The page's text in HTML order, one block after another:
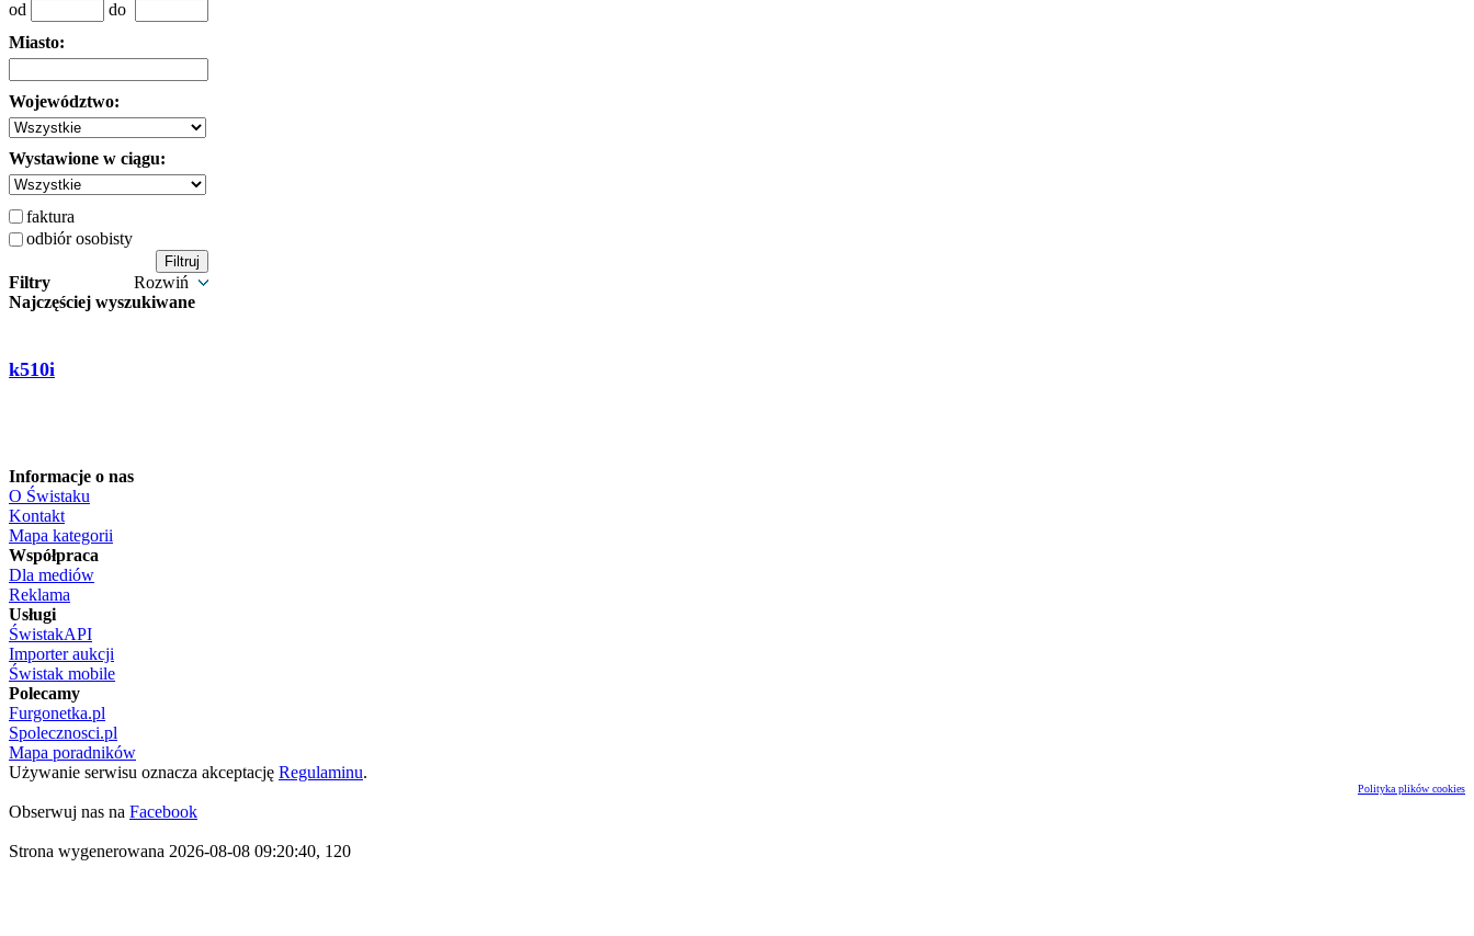
od
do
Miasto:
Województwo:
Wystawione w ciągu:
faktura
odbiór osobisty
Filtry
Rozwiń
Najczęściej wyszukiwane
k510i
Informacje o nas
O Świstaku
Kontakt
Mapa kategorii
Współpraca
Dla mediów
Reklama
Usługi
ŚwistakAPI
Importer aukcji
Świstak mobile
Polecamy
Furgonetka.pl
Spolecznosci.pl
Mapa poradników
Używanie serwisu oznacza akceptację Regulaminu.
Polityka plików cookies
Obserwuj nas na Facebook
Strona wygenerowana 2026-08-08 09:20:40, 120